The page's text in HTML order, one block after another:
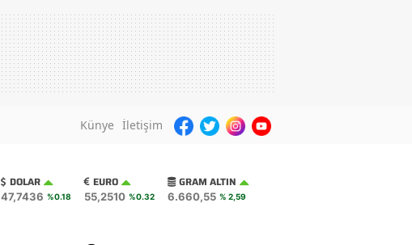
Künye İletişim
DOLAR
47,7436 %0.18
EURO
55,2510 %0.32
GRAM ALTIN
6.660,55 % 2,59